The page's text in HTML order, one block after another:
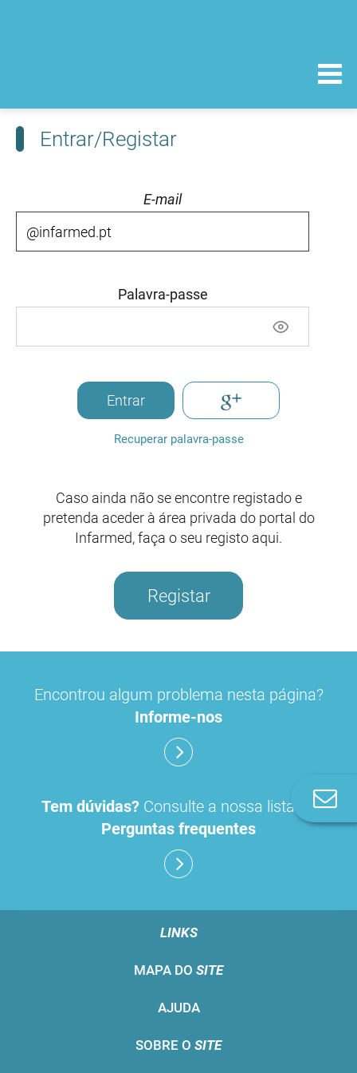
Entrar/Registar
E-mail
Palavra-passe
Entrar
Recuperar palavra-passe
Caso ainda não se encontre registado e
pretenda aceder à área privada do portal do
Infarmed, faça o seu registo aqui.
Registar
Encontrou algum problema nesta página?
Informe-nos
Tem dúvidas? Consulte a nossa lista de
Perguntas frequentes
LINKS
MAPA DO SITE
AJUDA
SOBRE O SITE